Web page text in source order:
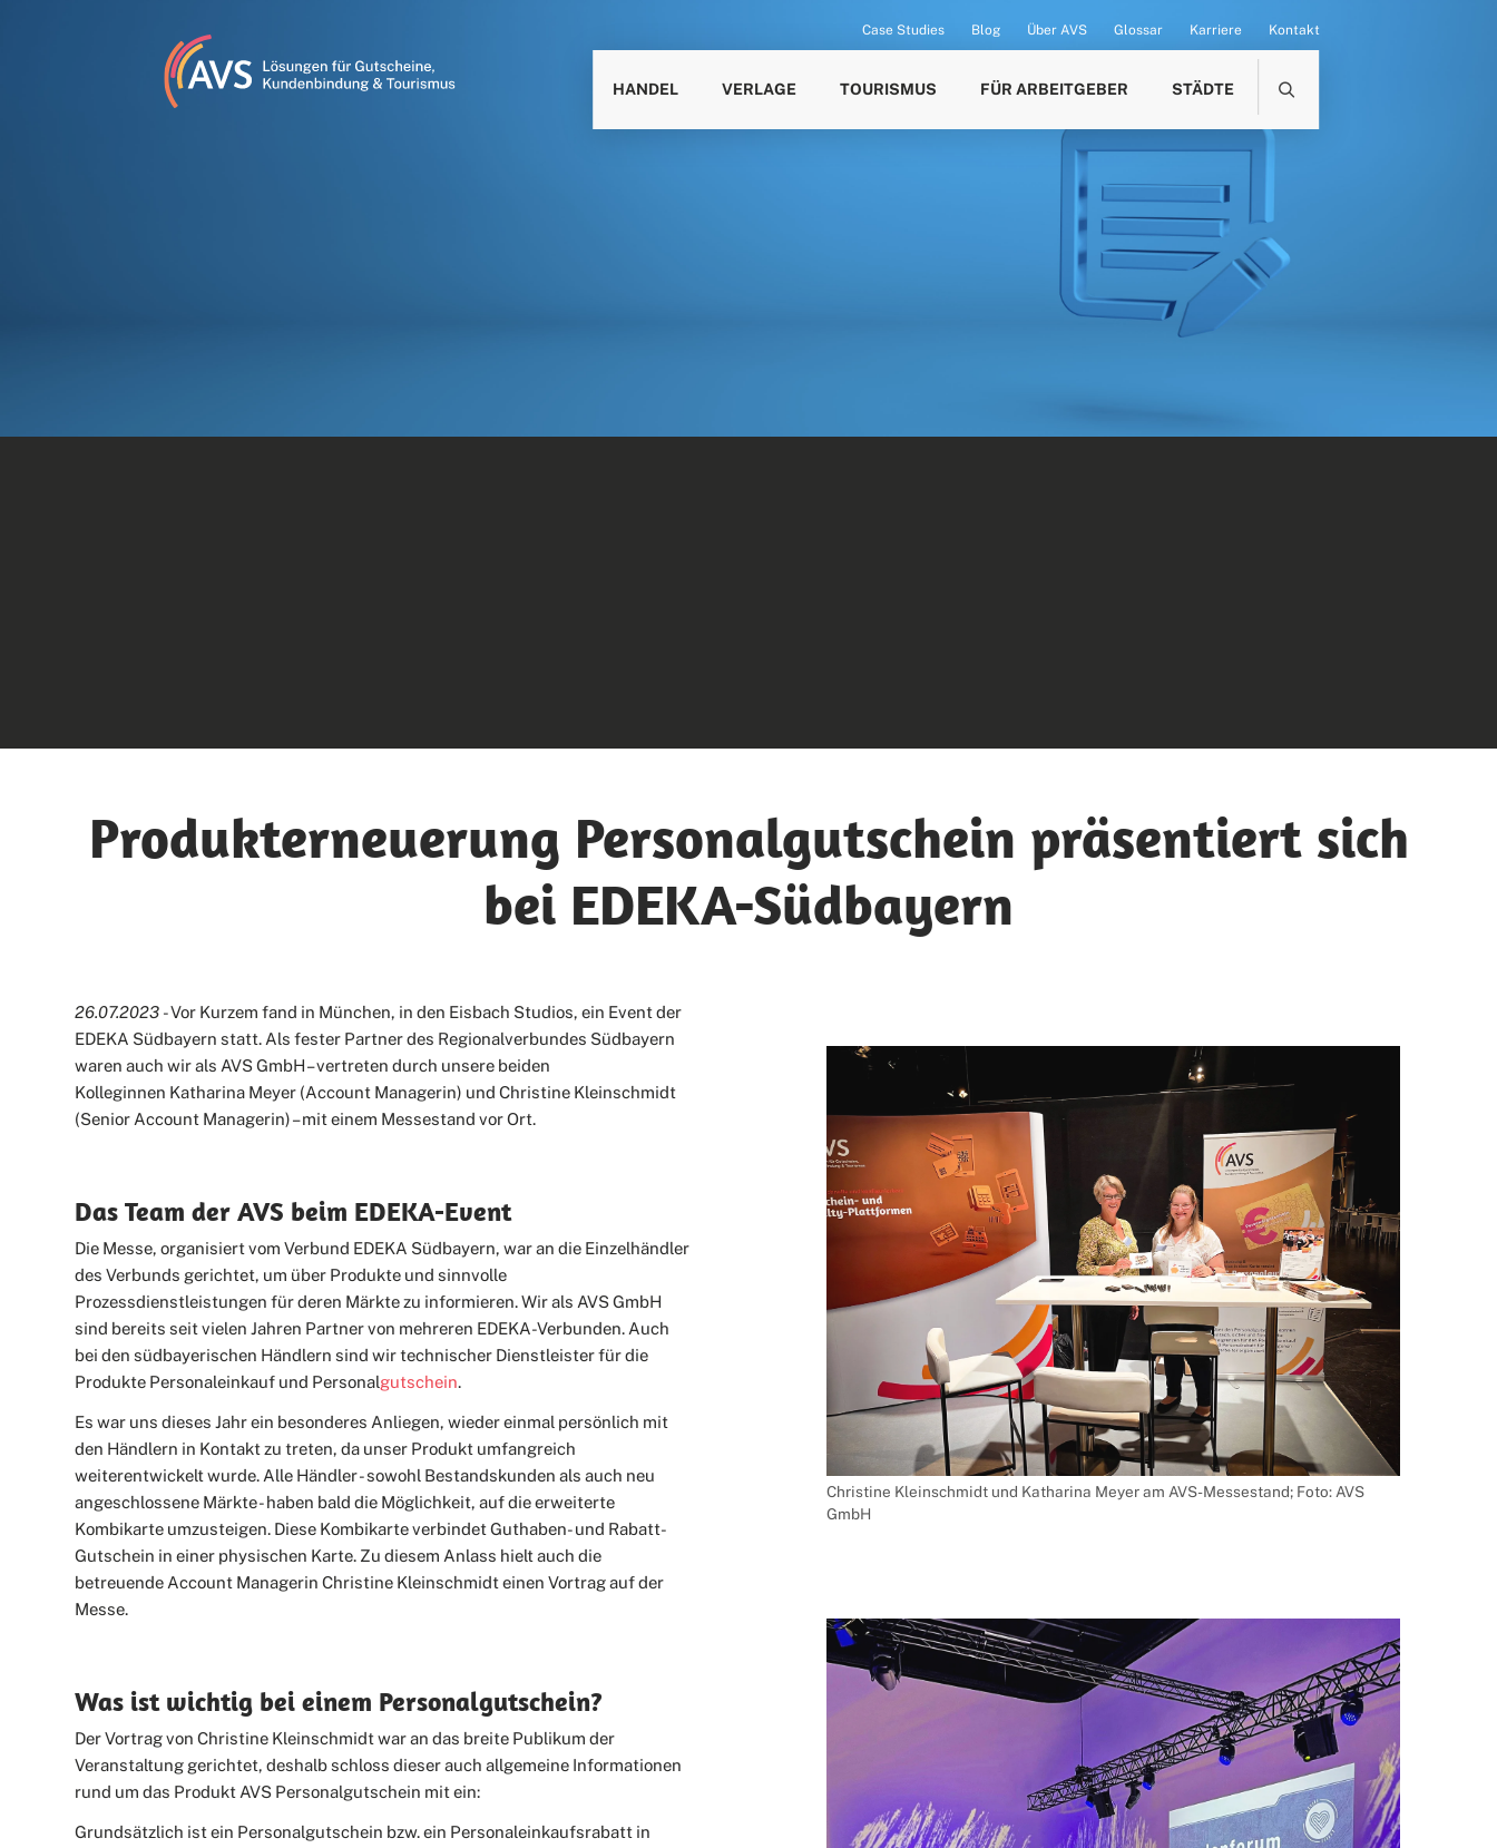
Case Studies Blog Über AVS Glossar Karriere Kontakt
HANDEL VERLAGE TOURISMUS FÜR ARBEITGEBER STÄDTE
Produkterneuerung Personalgutschein präsentiert sich
bei EDEKA-Südbayern
26.07.2023 - Vor Kurzem fand in München, in den Eisbach Studios, ein Event der
EDEKA Südbayern statt. Als fester Partner des Regionalverbundes Südbayern
waren auch wir als AVS GmbH – vertreten durch unsere beiden
Kolleginnen Katharina Meyer (Account Managerin) und Christine Kleinschmidt
(Senior Account Managerin) – mit einem Messestand vor Ort.
Das Team der AVS beim EDEKA-Event
Die Messe, organisiert vom Verbund EDEKA Südbayern, war an die Einzelhändler
des Verbunds gerichtet, um über Produkte und sinnvolle
Prozessdienstleistungen für deren Märkte zu informieren. Wir als AVS GmbH
sind bereits seit vielen Jahren Partner von mehreren EDEKA-Verbunden. Auch
bei den südbayerischen Händlern sind wir technischer Dienstleister für die
Produkte Personaleinkauf und Personalgutschein.
Es war uns dieses Jahr ein besonderes Anliegen, wieder einmal persönlich mit
den Händlern in Kontakt zu treten, da unser Produkt umfangreich
weiterentwickelt wurde. Alle Händler - sowohl Bestandskunden als auch neu
angeschlossene Märkte - haben bald die Möglichkeit, auf die erweiterte
Kombikarte umzusteigen. Diese Kombikarte verbindet Guthaben- und Rabatt-
Gutschein in einer physischen Karte. Zu diesem Anlass hielt auch die
betreuende Account Managerin Christine Kleinschmidt einen Vortrag auf der
Messe.
Was ist wichtig bei einem Personalgutschein?
Der Vortrag von Christine Kleinschmidt war an das breite Publikum der
Veranstaltung gerichtet, deshalb schloss dieser auch allgemeine Informationen
rund um das Produkt AVS Personalgutschein mit ein:
Grundsätzlich ist ein Personalgutschein bzw. ein Personaleinkaufsrabatt in
Christine Kleinschmidt und Katharina Meyer am AVS-Messestand; Foto: AVS
GmbH